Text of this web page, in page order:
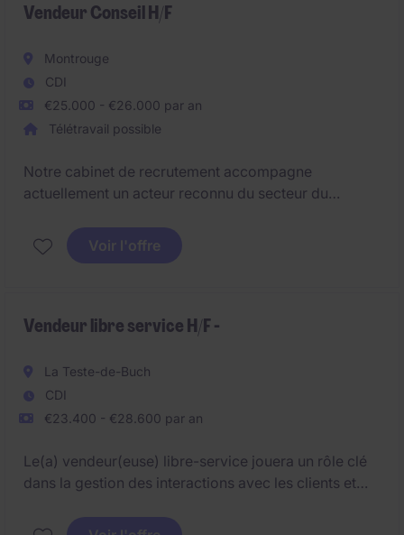
Vendeur Conseil H/F
Montrouge
CDI
€25.000 - €26.000 par an
Télétravail possible
Notre cabinet de recrutement accompagne
actuellement un acteur reconnu du secteur du
renforcement de ses équipes.
unVendeur Conseil H/F pour intégrer un
Voir l'offre
Vendeur libre service H/F -
La Teste-de-Buch
CDI
€23.400 - €28.600 par an
Le(a) vendeur(euse) libre-service jouera un rôle clé
dans la gestion des interactions avec les clients et
La Teste de Buch implique des responsabilités